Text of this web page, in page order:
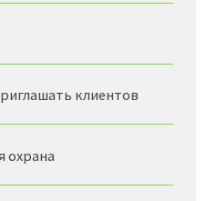
клиентов
охрана